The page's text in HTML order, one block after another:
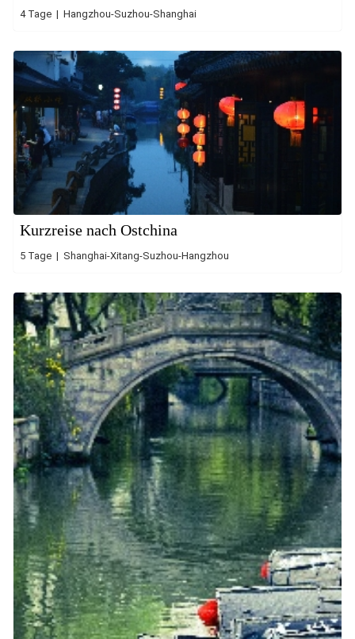
4 Tage | Hangzhou-Suzhou-Shanghai
Kurzreise nach Ostchina
5 Tage | Shanghai-Xitang-Suzhou-Hangzhou